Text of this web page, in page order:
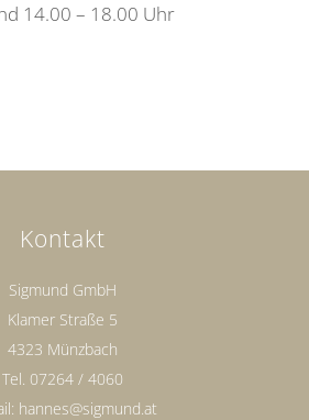
14.00 – 18.00 Uhr
Kontakt
Sigmund GmbH
Klamer Straße 5
4323 Münzbach
Tel. 07264 / 4060
hannes@sigmund.at